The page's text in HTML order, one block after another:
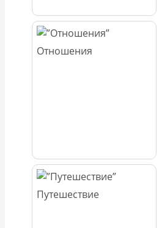
Отношения
Путешествие